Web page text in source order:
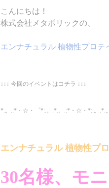
こんにちは！
株式会社メタボリックの、
エンナチュラル 植物性プロテ
↓↓↓ 今回のイベントはコチラ ↓↓↓
*.。.:*・☆・゜*:.。.*.。.:*・☆・*:.。.*.
エンナチュラル 植物性プ
30名様、モ